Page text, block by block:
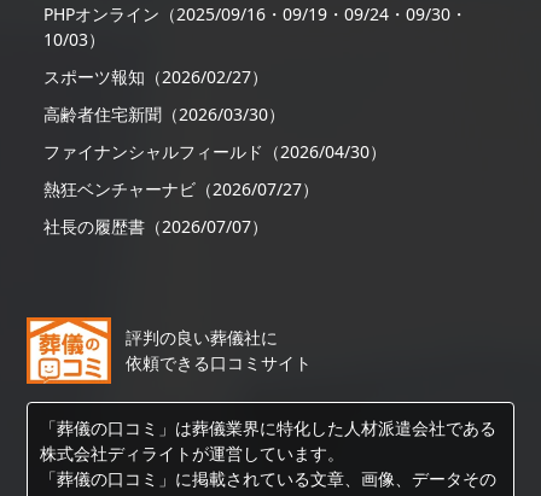
PHPオンライン（2025/09/16・09/19・09/24・09/30・
10/03）
スポーツ報知（2026/02/27）
高齢者住宅新聞（2026/03/30）
ファイナンシャルフィールド（2026/04/30）
熱狂ベンチャーナビ（2026/07/27）
社長の履歴書（2026/07/07）
評判の良い葬儀社に
依頼できる口コミサイト
「葬儀の口コミ」は葬儀業界に特化した人材派遣会社である
株式会社ディライトが運営しています。
「葬儀の口コミ」に掲載されている文章、画像、データその